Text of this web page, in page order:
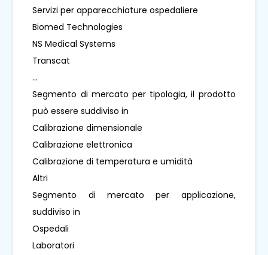
Servizi per apparecchiature ospedaliere
Biomed Technologies
NS Medical Systems
Transcat
...
Segmento di mercato per tipologia, il prodotto
può essere suddiviso in
Calibrazione dimensionale
Calibrazione elettronica
Calibrazione di temperatura e umidità
Altri
Segmento di mercato per applicazione,
suddiviso in
Ospedali
Laboratori